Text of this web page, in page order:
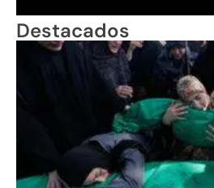
Destacados